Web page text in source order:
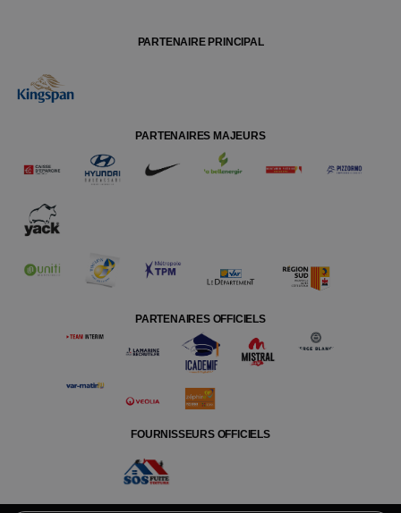
PARTENAIRE PRINCIPAL
PARTENAIRES MAJEURS
PARTENAIRES OFFICIELS
FOURNISSEURS OFFICIELS